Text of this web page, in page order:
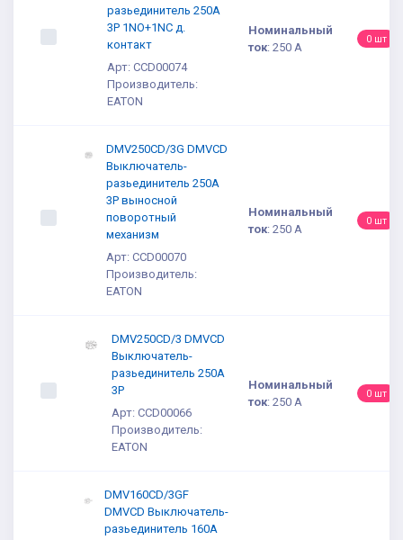
разьединитель 250A
3P 1NO+1NC д.
контакт
Арт: CCD00074
Производитель:
EATON
Номинальный
ток: 250 A
0 шт
DMV250CD/3G DMVCD
Выключатель-
разьединитель 250A
3P выносной
поворотный
механизм
Арт: CCD00070
Производитель:
EATON
Номинальный
ток: 250 A
0 шт
DMV250CD/3 DMVCD
Выключатель-
разьединитель 250A
3P
Арт: CCD00066
Производитель:
EATON
Номинальный
ток: 250 A
0 шт
DMV160CD/3GF
DMVCD Выключатель-
разьединитель 160A